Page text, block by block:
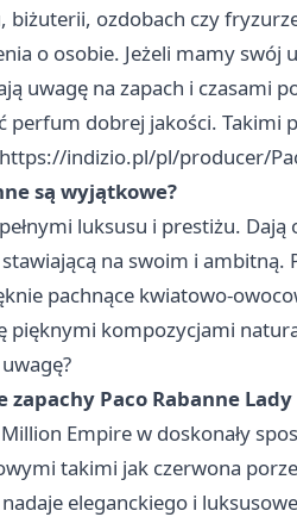
biżuterii, ozdobach czy
o osobie. Jeżeli mamy swój
uwagę na zapach i czasami
perfum dobrej jakości.
https://indizio.pl/pl/producer/
są wyjątkowe?
luksusu i prestiżu.
na swoim i ambitną.
pachnące kwiatowo-
pięknymi kompozycjami
zapachy Paco Rabanne
Empire w doskonały
takimi jak czerwona
eleganckiego i